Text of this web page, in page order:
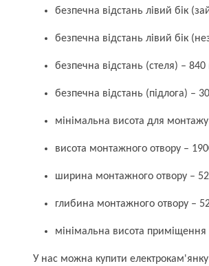
безпечна відстань лівий бік
безпечна відстань лівий бік
безпечна відстань (стеля) –
безпечна відстань (підлога) –
мінімальна висота для
висота монтажного отвору –
ширина монтажного отвору –
глибина монтажного отвору –
мінімальна висота
У нас можна купити